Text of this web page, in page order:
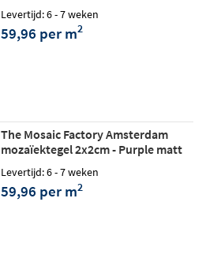
Levertijd: 6 - 7 weken
59,96 per m2
The Mosaic Factory Amsterdam
mozaïektegel 2x2cm - Purple matt
Levertijd: 6 - 7 weken
59,96 per m2